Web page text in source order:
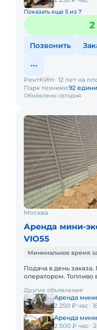
Показать еще 5 из 7
Позвонить
Обновлено сегодня
РентКИН 12 лет на
Парк техники:92
Москва
Аренда мини-
VIO55
Минимальное время
Подача в день
оператором. Топливо
свободна.
Другие объявления
Аренда
2 250 ₽ час
Аренда
2 500 ₽ час